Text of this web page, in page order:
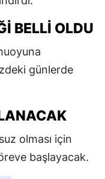
BELLI OLDU
günlerde
olması için
başlayacak.